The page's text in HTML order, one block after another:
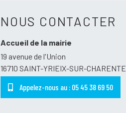
NOUS CONTACTER
Accueil de la mairie
19 avenue de l'Union
16710 SAINT-YRIEIX-SUR-CHARENTE
Appelez-nous au : 05 45 38 69 50